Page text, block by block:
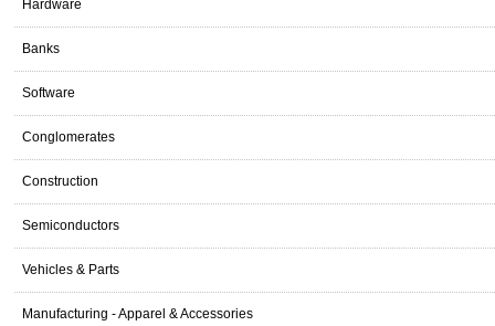
Hardware
Banks
Software
Conglomerates
Construction
Semiconductors
Vehicles & Parts
Manufacturing - Apparel & Accessories